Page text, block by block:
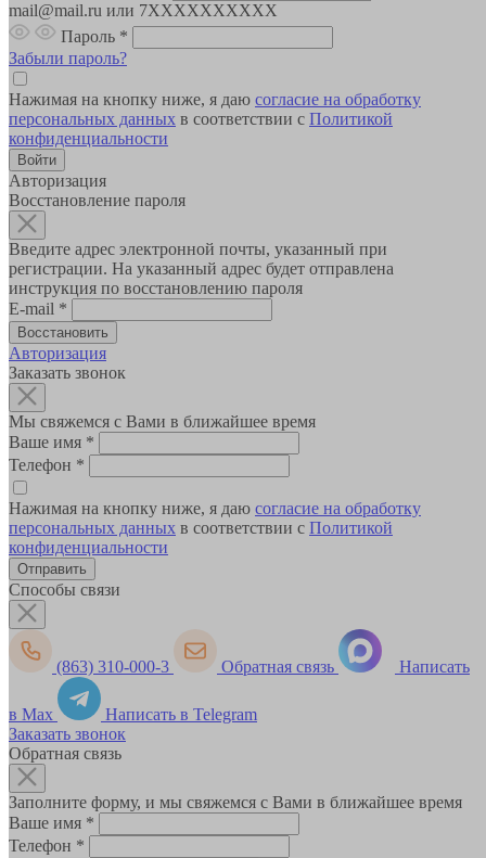
mail@mail.ru или 7XXXXXXXXXX
Пароль *
Забыли пароль?
Нажимая на кнопку ниже, я даю согласие на обработку
персональных данных в соответствии с Политикой
конфиденциальности
Авторизация
Восстановление пароля
Введите адрес электронной почты, указанный при
регистрации. На указанный адрес будет отправлена
инструкция по восстановлению пароля
E-mail *
Авторизация
Заказать звонок
Мы свяжемся с Вами в ближайшее время
Ваше имя *
Телефон *
Нажимая на кнопку ниже, я даю согласие на обработку
персональных данных в соответствии с Политикой
конфиденциальности
Способы связи
(863) 310-000-3 Обратная связь Написать
в Max
Написать в Telegram
Заказать звонок
Обратная связь
Заполните форму, и мы свяжемся с Вами в ближайшее время
Ваше имя *
Телефон *